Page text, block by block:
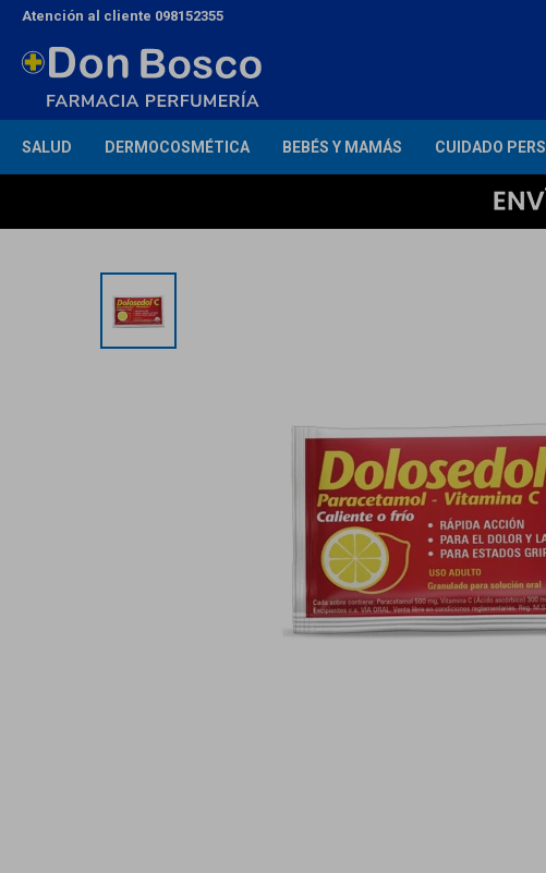
SALUD DERMOCOSMÉTICA BEBÉS Y MAMÁS CUIDADO
Atención al cliente 098152355